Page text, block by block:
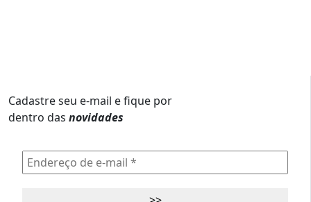
Cadastre seu e-mail e fique por
dentro das novidades